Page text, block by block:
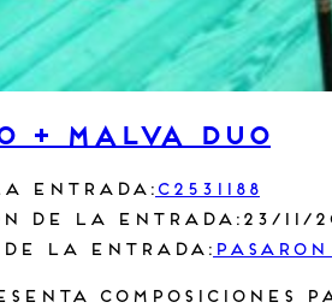
+ MALVA DUO
entrada: c2531188
de la entrada: 23/11/
de la entrada: